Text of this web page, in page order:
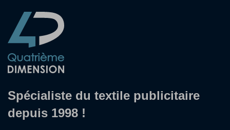
Spécialiste du textile publicitaire
depuis 1998 !